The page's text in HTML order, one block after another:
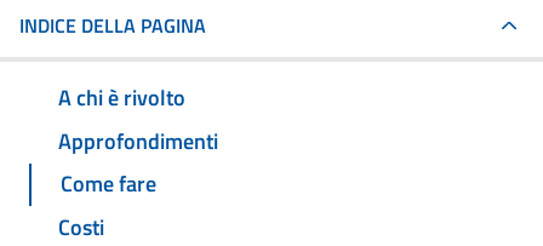
INDICE DELLA PAGINA
A chi è rivolto
Approfondimenti
Come fare
Costi